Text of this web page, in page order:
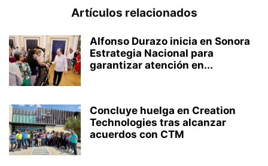
Artículos relacionados
Alfonso Durazo inicia en Sonora
Estrategia Nacional para
garantizar atención en...
Concluye huelga en Creation
Technologies tras alcanzar
acuerdos con CTM